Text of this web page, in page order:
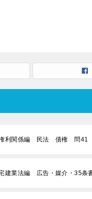
権利関係編 民法 債権 問41
建業法編 広告・媒介・35条